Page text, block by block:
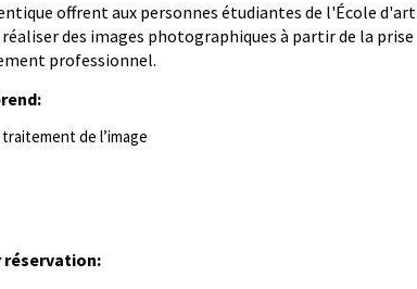
offrent aux personnes étudiantes de l'École d'art
des images photographiques à partir de la prise
professionnel.
de l’image
réservation: